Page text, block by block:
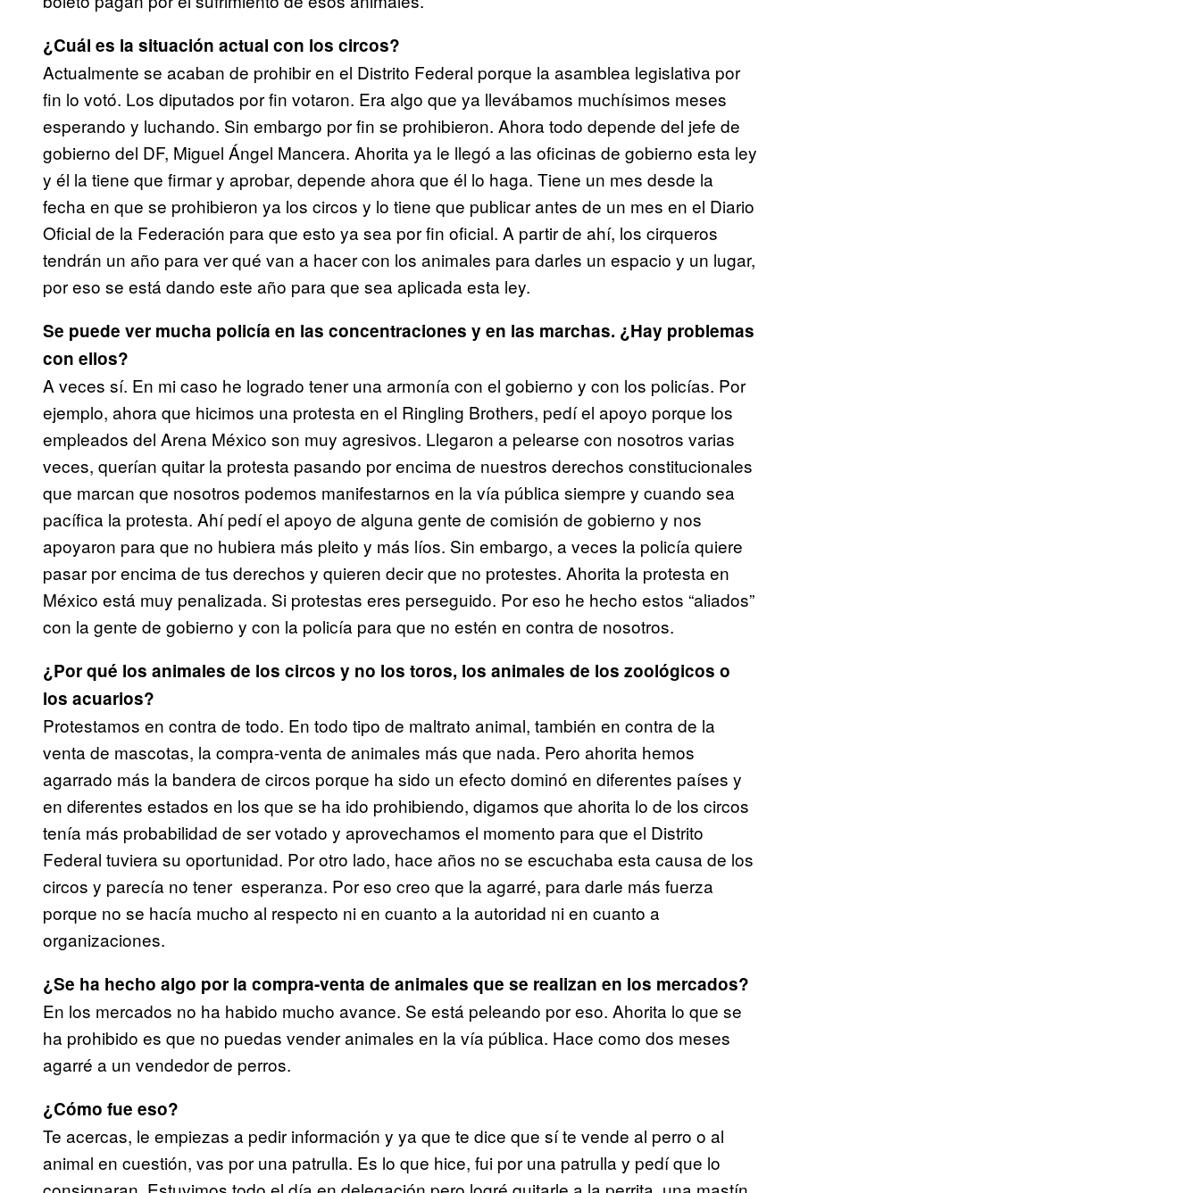
¿Cuál es la situación actual con los circos?
Actualmente se acaban de prohibir en el Distrito Federal porque la asamblea legislativa por
fin lo votó. Los diputados por fin votaron. Era algo que ya llevábamos muchísimos meses
esperando y luchando. Sin embargo por fin se prohibieron. Ahora todo depende del jefe de
gobierno del DF, Miguel Ángel Mancera. Ahorita ya le llegó a las oficinas de gobierno esta ley
y él la tiene que firmar y aprobar, depende ahora que él lo haga. Tiene un mes desde la
fecha en que se prohibieron ya los circos y lo tiene que publicar antes de un mes en el Diario
Oficial de la Federación para que esto ya sea por fin oficial. A partir de ahí, los cirqueros
tendrán un año para ver qué van a hacer con los animales para darles un espacio y un lugar,
por eso se está dando este año para que sea aplicada esta ley.
Se puede ver mucha policía en las concentraciones y en las marchas. ¿Hay problemas
con ellos?
A veces sí. En mi caso he logrado tener una armonía con el gobierno y con los policías. Por
ejemplo, ahora que hicimos una protesta en el Ringling Brothers, pedí el apoyo porque los
empleados del Arena México son muy agresivos. Llegaron a pelearse con nosotros varias
veces, querían quitar la protesta pasando por encima de nuestros derechos constitucionales
que marcan que nosotros podemos manifestarnos en la vía pública siempre y cuando sea
pacífica la protesta. Ahí pedí el apoyo de alguna gente de comisión de gobierno y nos
apoyaron para que no hubiera más pleito y más líos. Sin embargo, a veces la policía quiere
pasar por encima de tus derechos y quieren decir que no protestes. Ahorita la protesta en
México está muy penalizada. Si protestas eres perseguido. Por eso he hecho estos “aliados”
con la gente de gobierno y con la policía para que no estén en contra de nosotros.
¿Por qué los animales de los circos y no los toros, los animales de los zoológicos o
los acuarios?
Protestamos en contra de todo. En todo tipo de maltrato animal, también en contra de la
venta de mascotas, la compra-venta de animales más que nada. Pero ahorita hemos
agarrado más la bandera de circos porque ha sido un efecto dominó en diferentes países y
en diferentes estados en los que se ha ido prohibiendo, digamos que ahorita lo de los circos
tenía más probabilidad de ser votado y aprovechamos el momento para que el Distrito
Federal tuviera su oportunidad. Por otro lado, hace años no se escuchaba esta causa de los
circos y parecía no tener esperanza. Por eso creo que la agarré, para darle más fuerza
porque no se hacía mucho al respecto ni en cuanto a la autoridad ni en cuanto a
organizaciones.
¿Se ha hecho algo por la compra-venta de animales que se realizan en los mercados?
En los mercados no ha habido mucho avance. Se está peleando por eso. Ahorita lo que se
ha prohibido es que no puedas vender animales en la vía pública. Hace como dos meses
agarré a un vendedor de perros.
¿Cómo fue eso?
Te acercas, le empiezas a pedir información y ya que te dice que sí te vende al perro o al
animal en cuestión, vas por una patrulla. Es lo que hice, fui por una patrulla y pedí que lo